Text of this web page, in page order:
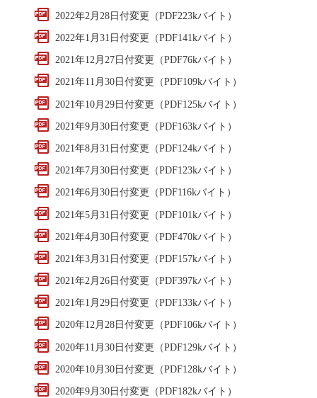
2022年2月28日付変更（PDF223kバイト）
2022年1月31日付変更（PDF141kバイト）
2021年12月27日付変更（PDF76kバイト）
2021年11月30日付変更（PDF109kバイト）
2021年10月29日付変更（PDF125kバイト）
2021年9月30日付変更（PDF163kバイト）
2021年8月31日付変更（PDF124kバイト）
2021年7月30日付変更（PDF123kバイト）
2021年6月30日付変更（PDF116kバイト）
2021年5月31日付変更（PDF101kバイト）
2021年4月30日付変更（PDF470kバイト）
2021年3月31日付変更（PDF157kバイト）
2021年2月26日付変更（PDF397kバイト）
2021年1月29日付変更（PDF133kバイト）
2020年12月28日付変更（PDF106kバイト）
2020年11月30日付変更（PDF129kバイト）
2020年10月30日付変更（PDF128kバイト）
2020年9月30日付変更（PDF182kバイト）